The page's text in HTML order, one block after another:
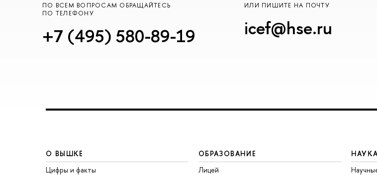
ПО ВСЕМ ВОПРОСАМ ОБРАЩАЙТЕСЬ
ПО ТЕЛЕФОНУ
+7 (495) 580-89-19
ИЛИ ПИШИТЕ НА ПОЧТУ
icef@hse.ru
О ВЫШКЕ
Цифры и факты
ОБРАЗОВАНИЕ
Лицей